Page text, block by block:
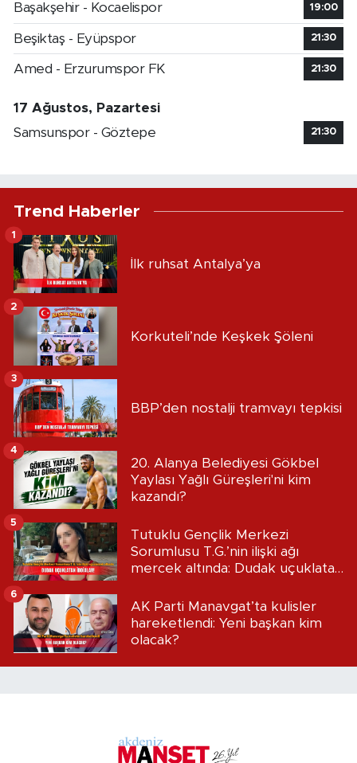
Başakşehir - Kocaelispor
19:00
Beşiktaş - Eyüpspor 21:30
Amed - Erzurumspor FK 21:30
17 Ağustos, Pazartesi
Samsunspor - Göztepe
21:30
Trend Haberler
İlk ruhsat Antalya’ya
1
Korkuteli’nde Keşkek Şöleni
2
BBP’den nostalji tramvayı tepkisi
3
20. Alanya Belediyesi Gökbel
Yaylası Yağlı Güreşleri'ni kim
kazandı?
4
Tutuklu Gençlik Merkezi
Sorumlusu T.G.’nin ilişki ağı
mercek altında: Dudak uçuklatan
5
AK Parti Manavgat’ta kulisler
hareketlendi: Yeni başkan kim
olacak?
6